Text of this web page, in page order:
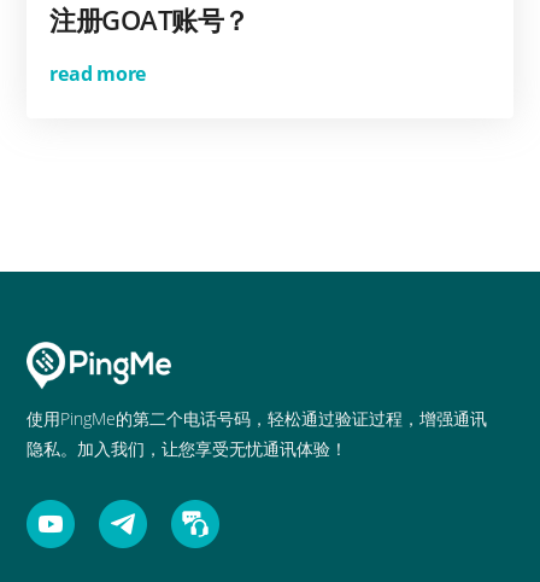
注册GOAT账号？
read more
使用PingMe的第二个电话号码，轻松通过验证过程，增强通讯
隐私。加入我们，让您享受无忧通讯体验！